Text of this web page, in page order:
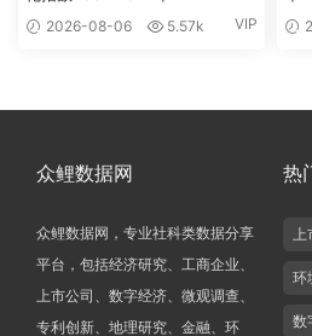
2026-08-06 5.57k VIP
众鲤数据网
众鲤数据网，专业社科类数据分享
平台，包括经济研究、工商企业、
上市公司、数字经济、微观调查、
专利创新、地理研究、金融、环
热
上
环
数